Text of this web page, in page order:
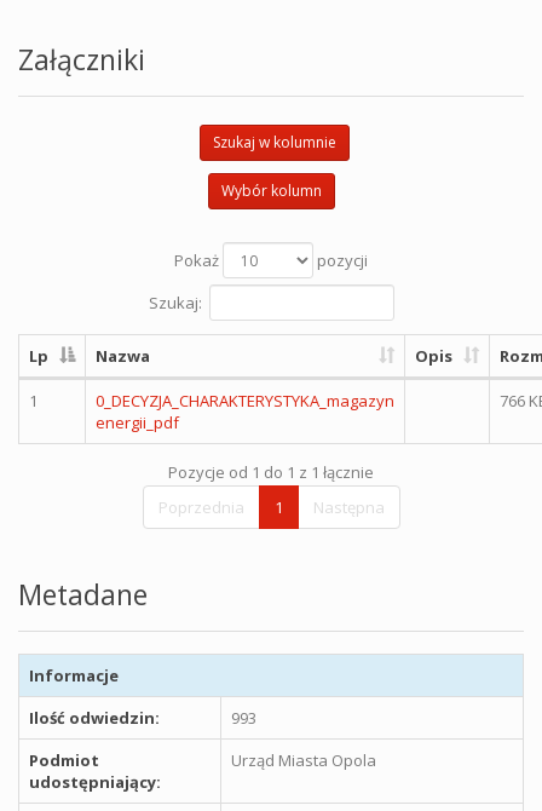
Załączniki
Szukaj w kolumnie
Wybór kolumn
Pokaż
pozycji
Szukaj:
Lp Nazwa Opis
1
0_DECYZJA_CHARAKTERYSTYKA_magazyn
energii_pdf
766
Pozycje od 1 do 1 z 1 łącznie
Poprzednia
1 Następna
Metadane
Informacje
Ilość odwiedzin:
993
Podmiot
udostępniający:
Urząd Miasta Opola